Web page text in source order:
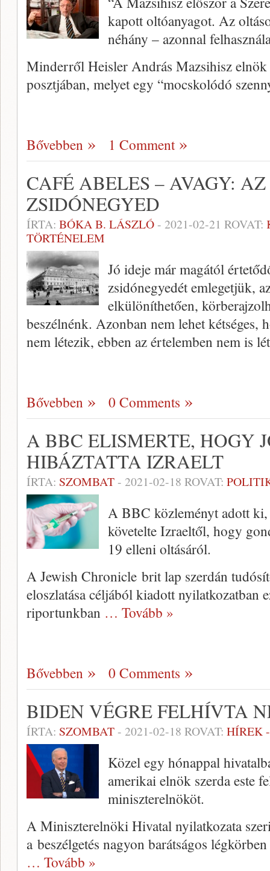
kapott oltóanyagot. Az
néhány – azonnal
Minderről Heisler András Mazsihisz
posztjában, melyet egy “mocskolódó
Bővebben 1 Comment
CAFÉ ABELES – AVAGY:
ZSIDÓNEGYED
ÍRTA: BÓKA B. LÁSZLÓ- 2021-02-21 ROVAT:
TÖRTÉNELEM
Jó ideje már magától
zsidónegyedét emlegetjük,
elkülöníthetően,
beszélnénk. Azonban nem lehet kétséges,
nem létezik, ebben az értelemben nem is
Bővebben 0 Comments
A BBC ELISMERTE, HOGY
HIBÁZTATTA IZRAELT
ÍRTA: SZOMBAT- 2021-02-18 ROVAT:
A BBC közleményt adott
követelte Izraeltől, hogy
19 elleni oltásáról.
A Jewish Chronicle brit lap szerdán
eloszlatása céljából kiadott nyilatkozatban
riportunkban … Tovább »
Bővebben 0 Comments
BIDEN VÉGRE FELHÍVTA
ÍRTA: SZOMBAT- 2021-02-18 ROVAT: HÍREK
Közel egy hónappal
amerikai elnök szerda este
miniszterelnököt.
A Miniszterelnöki Hivatal nyilatkozata
a beszélgetés nagyon barátságos
… Tovább »